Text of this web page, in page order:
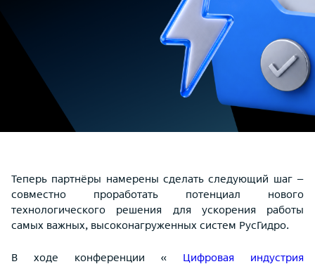
Теперь партнёры намерены сделать следующий шаг –
совместно проработать потенциал нового
технологического решения для ускорения работы
самых важных, высоконагруженных систем РусГидро.
В ходе конференции « Цифровая индустрия